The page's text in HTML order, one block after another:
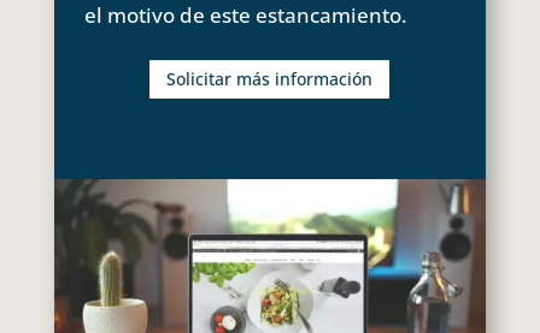
el motivo de este estancamiento.
Solicitar más información